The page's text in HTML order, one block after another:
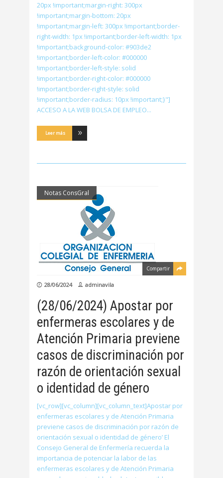
20px !important;margin-right: 300px
!important;margin-bottom: 20px
!important;margin-left: 300px !important;border-
right-width: 1px !important;border-left-width: 1px
!important;background-color: #903de2
!important;border-left-color: #000000
!important;border-left-style: solid
!important;border-right-color: #000000
!important;border-right-style: solid
!important;border-radius: 10px !important;}"]
ACCESO A LA WEB BOLSA DE EMPLEO
Leer más
Notas ConsGral
Compartir
28/06/2024 adminavila
(28/06/2024) Apostar por
enfermeras escolares y de
Atención Primaria previene
casos de discriminación por
razón de orientación sexual
o identidad de género
[vc_row][vc_column][vc_column_text]Apostar por
enfermeras escolares y de Atención Primaria
previene casos de discriminación por razón de
orientación sexual o identidad de género’ El
Consejo General de Enfermería recuerda la
importancia de potenciar la labor de las
enfermeras escolares y de Atención Primaria